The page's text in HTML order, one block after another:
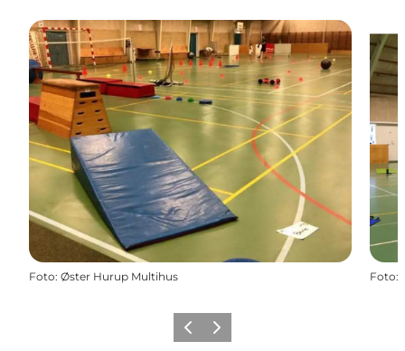
Foto: Øster Hurup Multihus Foto:
ForrigeNæste